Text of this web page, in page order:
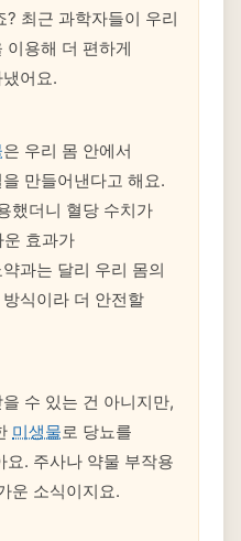
최근 과학자들이 우리
이용해 더 편하게
어요.
은 우리 몸 안에서
만들어낸다고 해요.
했더니 혈당 수치가
효과가
과는 달리 우리 몸의
식이라 더 안전할
수 있는 건 아니지만,
미생물로 당뇨를
요. 주사나 약물 부작용
운 소식이지요.